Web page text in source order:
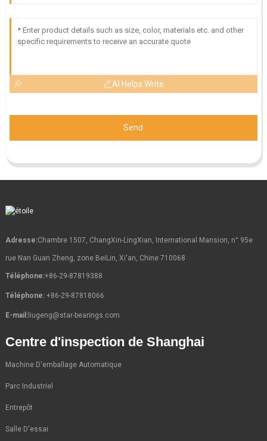
AI Helps Write
Send
Adresse:Chambre 1507, ChangXin-LingXian, International Mansion, n° 95e
rue Nan Guan Zheng, zone BeiLin, Xi'an, Chine 710068
Téléphone:+86-29-87819388
Téléphone: +86-29-87818066
E-mail:liugeng@star-bearings.com
Centre d'inspection de Shanghai
Machine D'emballage Automatique
Parc Industriel
Entrepôt
Salle D'essai